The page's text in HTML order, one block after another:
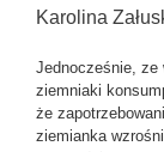
Karolina
Jednocześnie, ze
ziemniaki
że
ziemianka